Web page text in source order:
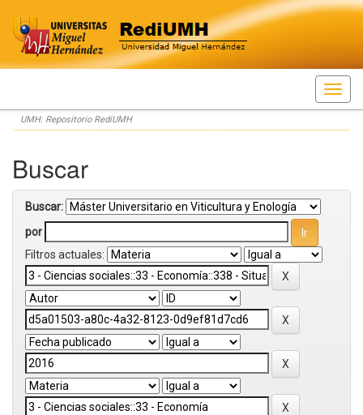
Skip
navigation
UMH: Repositorio RediUMH
Buscar
Buscar:
por
Filtros actuales: